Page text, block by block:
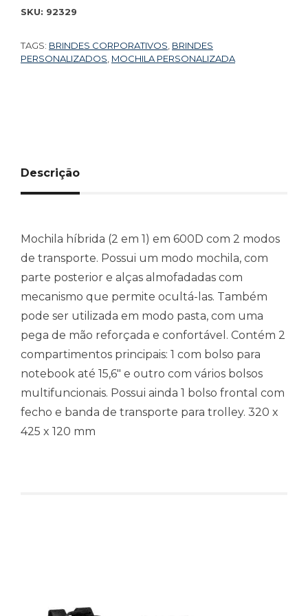
SKU: 92329
TAGS: BRINDES CORPORATIVOS BRINDES
PERSONALIZADOS MOCHILA PERSONALIZADA
Descrição
Mochila híbrida (2 em 1) em 600D com 2 modos
de transporte. Possui um modo mochila, com
parte posterior e alças almofadadas com
mecanismo que permite ocultá-las. Também
pode ser utilizada em modo pasta, com uma
pega de mão reforçada e confortável. Contém 2
compartimentos principais: 1 com bolso para
notebook até 15,6″ e outro com vários bolsos
multifuncionais. Possui ainda 1 bolso frontal com
fecho e banda de transporte para trolley. 320 x
425 x 120 mm